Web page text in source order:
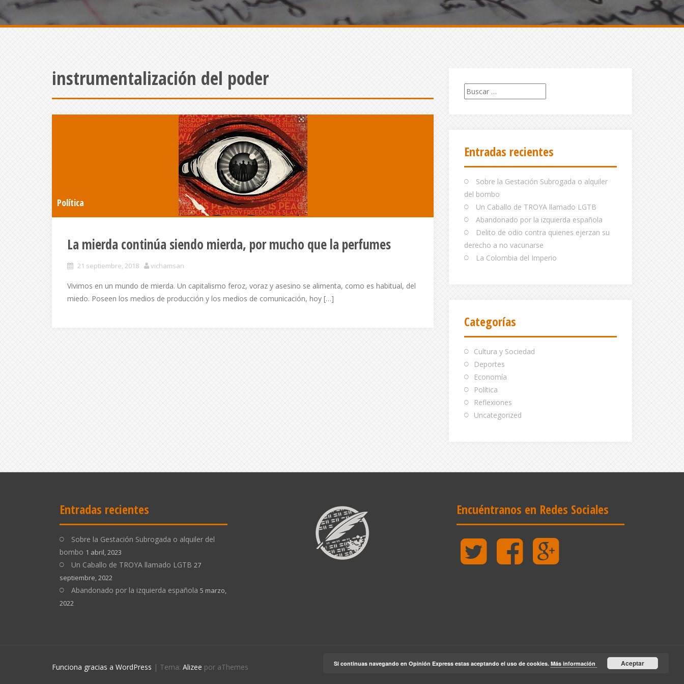
instrumentalización del poder
Política
La mierda continúa siendo mierda, por mucho que la perfumes
21 septiembre, 2018 vichamsan
Vivimos en un mundo de mierda. Un capitalismo feroz, voraz y asesino se alimenta, como es habitual, del
miedo. Poseen los medios de producción y los medios de comunicación, hoy […]
Buscar:
Entradas recientes
Sobre la Gestación Subrogada o alquiler
del bombo
Un Caballo de TROYA llamado LGTB
Abandonado por la izquierda española
Delito de odio contra quienes ejerzan su
derecho a no vacunarse
La Colombia del Imperio
Categorías
Cultura y Sociedad
Deportes
Economía
Política
Reflexiones
Uncategorized
Entradas recientes
Sobre la Gestación Subrogada o alquiler del
bombo 1 abril, 2023
Un Caballo de TROYA llamado LGTB 27
septiembre, 2022
Abandonado por la izquierda española 5 marzo,
2022
Encuéntranos en Redes Sociales
Twitter Facebook
Google
Funciona gracias a WordPress | Tema: Alizee por aThemes Si continuas navegando en Opinión Express estas aceptando el uso de cookies. Más información Aceptar